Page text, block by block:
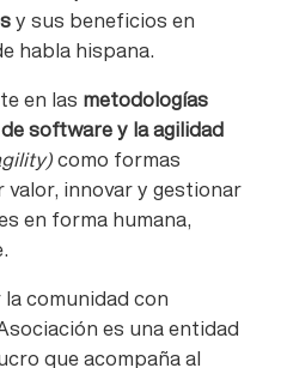
y sus beneficios en
habla hispana.
en las metodologías
software y la agilidad
como formas
innovar y gestionar
en forma humana,
comunidad con
es una entidad
que acompaña al